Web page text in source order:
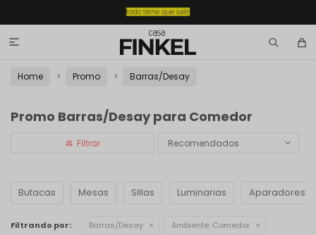

Home Promo Barras/Desay
Promo Barras/Desay para Comedor
Recomendados
Butacas Mesas Sillas Luminarias Aparadores
Filtrando por: Barras/Desay Ambiente: Comedor